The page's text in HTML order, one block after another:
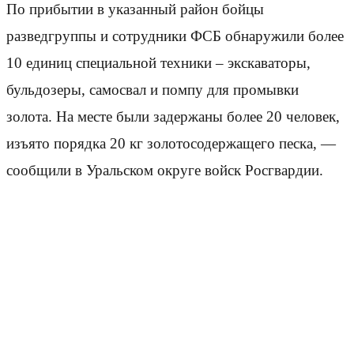
По прибытии в указанный район бойцы
разведгруппы и сотрудники ФСБ обнаружили более
10 единиц специальной техники – экскаваторы,
бульдозеры, самосвал и помпу для промывки
золота. На месте были задержаны более 20 человек,
изъято порядка 20 кг золотосодержащего песка, —
сообщили в Уральском округе войск Росгвардии.